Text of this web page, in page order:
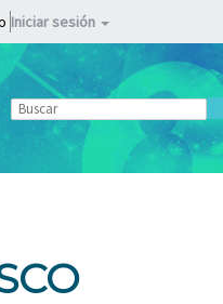
Iniciar sesión